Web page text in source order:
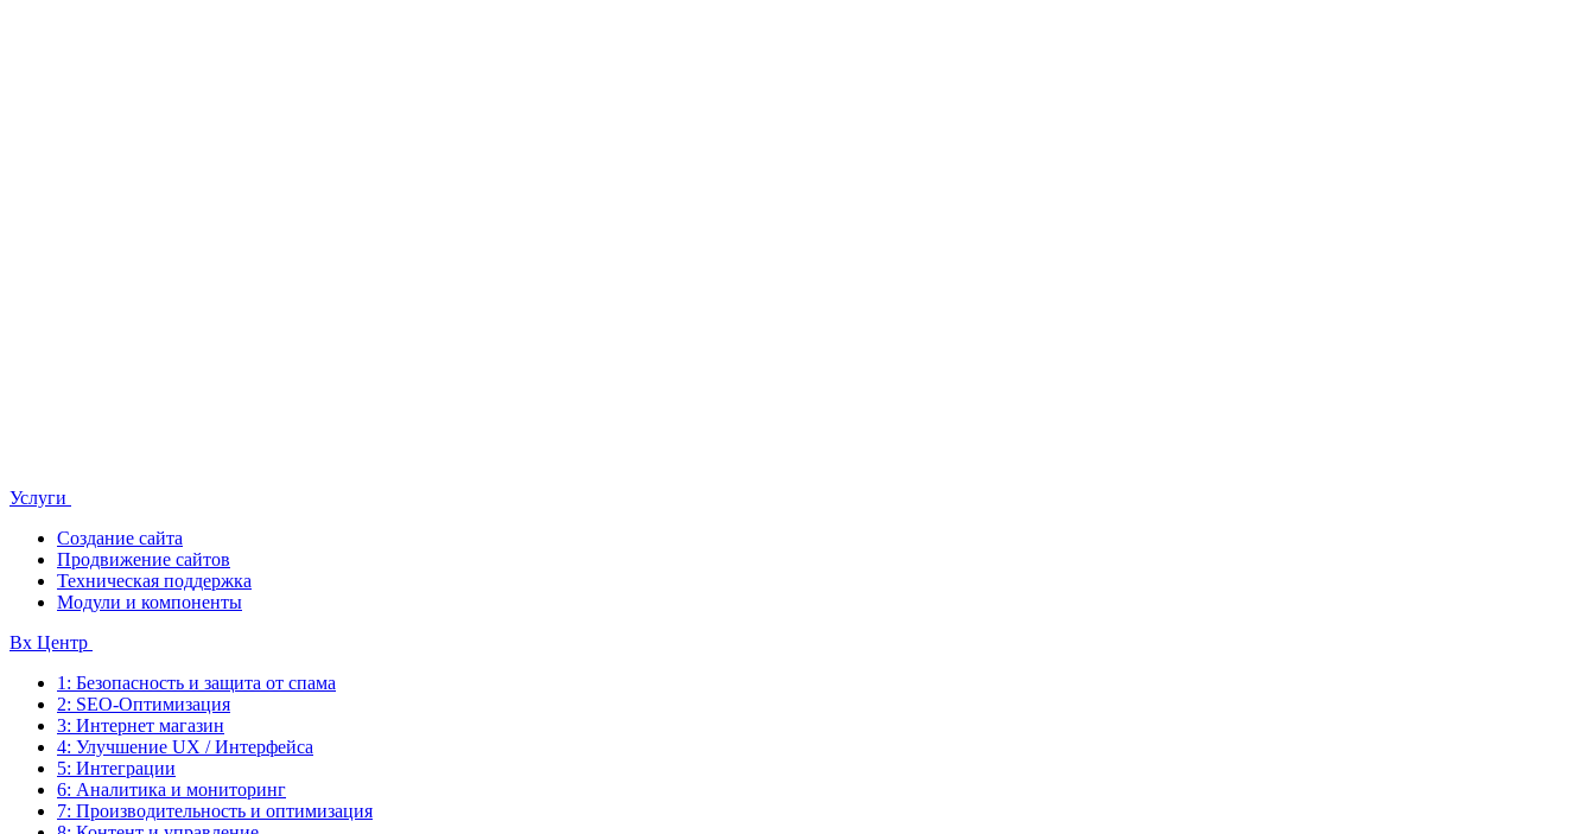
Услуги
Создание сайта
Продвижение сайтов
Техническая поддержка
Модули и компоненты
Bx Центр
1: Безопасность и защита от спама
2: SEO-Оптимизация
3: Интернет магазин
4: Улучшение UX / Интерфейса
5: Интеграции
6: Аналитика и мониторинг
7: Производительность и оптимизация